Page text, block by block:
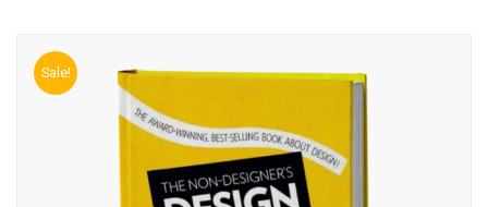
Sale!